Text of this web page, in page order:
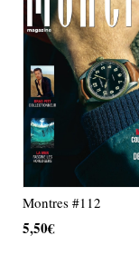
Montres #112
5,50€